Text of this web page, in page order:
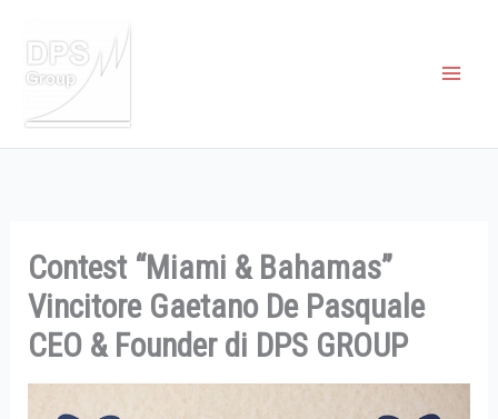
contenuto
Contest “Miami & Bahamas”
Vincitore Gaetano De Pasquale
CEO & Founder di DPS GROUP